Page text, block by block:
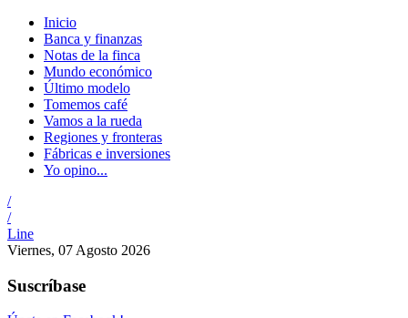
Inicio
Banca y finanzas
Notas de la finca
Mundo económico
Último modelo
Tomemos café
Vamos a la rueda
Regiones y fronteras
Fábricas e inversiones
Yo opino...
/
/
Line
Viernes, 07 Agosto 2026
Suscríbase